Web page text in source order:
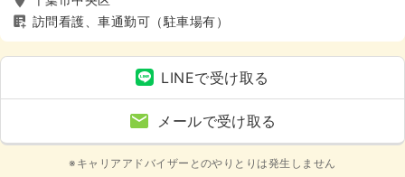
訪問看護、車通勤可（駐車場有）
LINEで受け取る
メールで受け取る
※キャリアアドバイザーとのやりとりは発生しません